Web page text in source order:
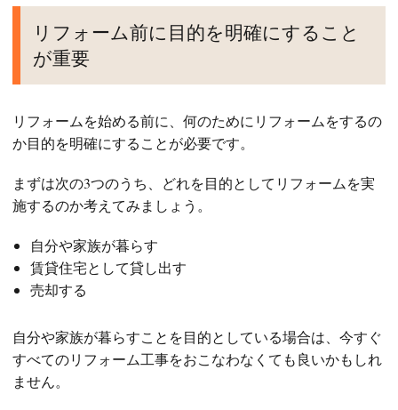
リフォーム前に目的を明確にすること
が重要
リフォームを始める前に、何のためにリフォームをするの
か目的を明確にすることが必要です。
まずは次の3つのうち、どれを目的としてリフォームを実
施するのか考えてみましょう。
自分や家族が暮らす
賃貸住宅として貸し出す
売却する
自分や家族が暮らすことを目的としている場合は、今すぐ
すべてのリフォーム工事をおこなわなくても良いかもしれ
ません。